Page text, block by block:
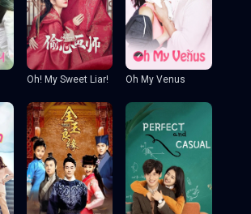
Oh! My Sweet Liar! Oh My Venus